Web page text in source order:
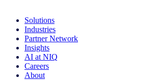
Solutions
Industries
Partner Network
Insights
AI at NIQ
Careers
About